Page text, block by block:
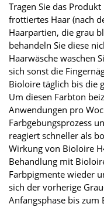
Tragen Sie das
frottiertes Haar (nach
Haarpartien, die grau
behandeln Sie diese
Haarwäsche waschen
sich sonst die
Bioloire täglich bis die
Um diesen Farbton
Anwendungen pro
Farbgebungsprozess
reagiert schneller als
Wirkung von Bioloire
Behandlung mit
Farbpigmente wieder
sich der vorherige
Anfangsphase bis zum